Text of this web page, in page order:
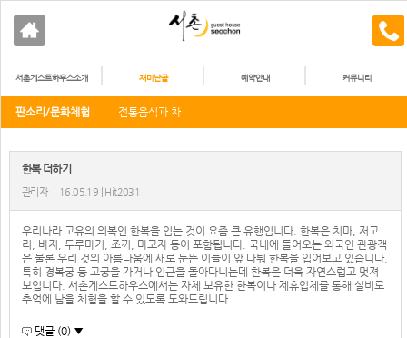
서촌게스트하우스소개 재미난골 예약안내 커뮤니티
판소리/문화체험 전통음식과 차
한복 더하기
관리자 16.05.19 | Hit2031
우리나라 고유의 의복인 한복을 입는 것이 요즘 큰 유행입니다. 한복은 치마, 저고
리, 바지, 두루마기, 조끼, 마고자 등이 포함됩니다. 국내에 들어오는 외국인 관광객
은 물론 우리 것의 아름다움에 새로 눈뜬 이들이 앞 다퉈 한복을 입어보고 있습니다.
특히 경복궁 등 고궁을 가거나 인근을 돌아다니는데 한복은 더욱 자연스럽고 멋져
보입니다. 서촌게스트하우스에서는 자체 보유한 한복이나 제휴업체를 통해 실비로
추억에 남을 체험을 할 수 있도록 도와드립니다.
댓글 (0) ▼